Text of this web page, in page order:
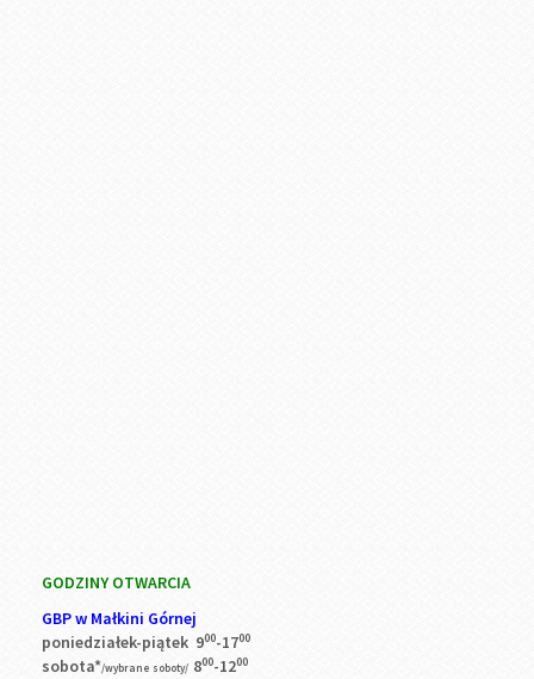
GODZINY OTWARCIA
GBP w Małkini Górnej
poniedziałek-piątek 900-1700
sobota*/wybrane soboty/ 800-1200